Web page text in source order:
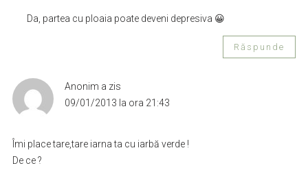
Da, partea cu ploaia poate deveni depresiva 😀
Răspunde
Anonim a zis
09/01/2013 la ora 21:43
Îmi place tare,tare iarna ta cu iarbă verde !
De ce ?